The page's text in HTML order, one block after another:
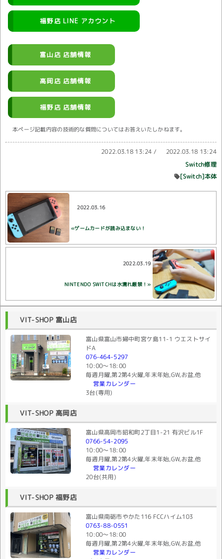
福野店 LINE アカウント
富山店 店舗情報
高岡店 店舗情報
福野店 店舗情報
本ページ記載内容の技術的な質問についてはお答えいたしかねます。
2022.03.18 13:24 / 2022.03.18 13:24
Switch修理
[Switch]本体
2022.03.16
«ゲームカードが読み込まない！
2022.03.19
NINTENDO SWITCHは水濡れ厳禁！»
VIT-SHOP 富山店
富山県富山市婦中町宮ケ島11-1 ウエストサイ
ドA
076-464-5297
10:00〜18:00
毎週月曜,第2第4火曜,年末年始,GW,お盆,他
営業カレンダー
3台(専用)
VIT-SHOP 高岡店
富山県高岡市昭和町2丁目1-21 有沢ビル1F
0766-54-2095
10:00〜18:00
毎週月曜,第2第4火曜,年末年始,GW,お盆,他
営業カレンダー
20台(共用)
VIT-SHOP 福野店
富山県南砺市やかた116 FCCハイム103
0763-88-0551
10:00〜18:00
毎週月曜,第2第4火曜,年末年始,GW,お盆,他
営業カレンダー